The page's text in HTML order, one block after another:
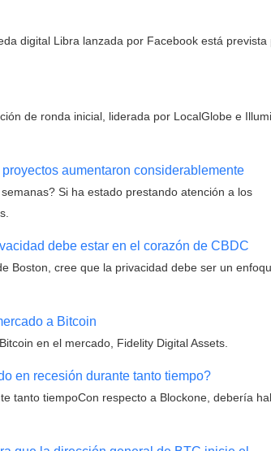
digital Libra lanzada por Facebook está prevista
de ronda inicial, liderada por LocalGlobe e
aumentaron considerablemente
Si ha estado prestando atención a los
debe estar en el corazón de CBDC
Boston, cree que la privacidad debe ser un
a Bitcoin
en el mercado, Fidelity Digital Assets.
en recesión durante tanto tiempo?
tanto tiempoCon respecto a Blockone, debería